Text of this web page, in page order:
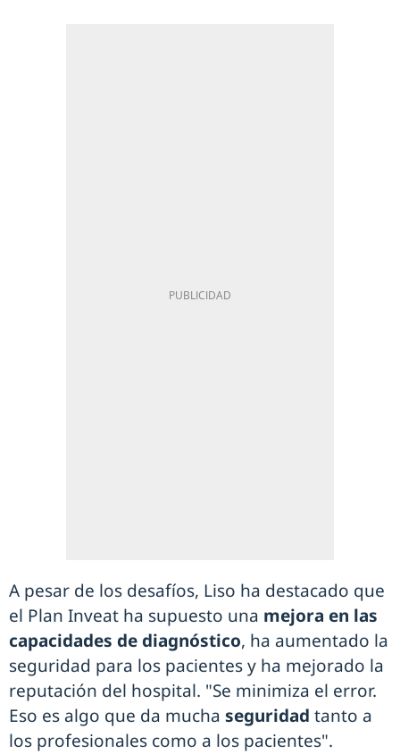
A pesar de los desafíos, Liso ha destacado que
el Plan Inveat ha supuesto una mejora en las
capacidades de diagnóstico, ha aumentado la
seguridad para los pacientes y ha mejorado la
reputación del hospital. "Se minimiza el error.
Eso es algo que da mucha seguridad tanto a
los profesionales como a los pacientes".